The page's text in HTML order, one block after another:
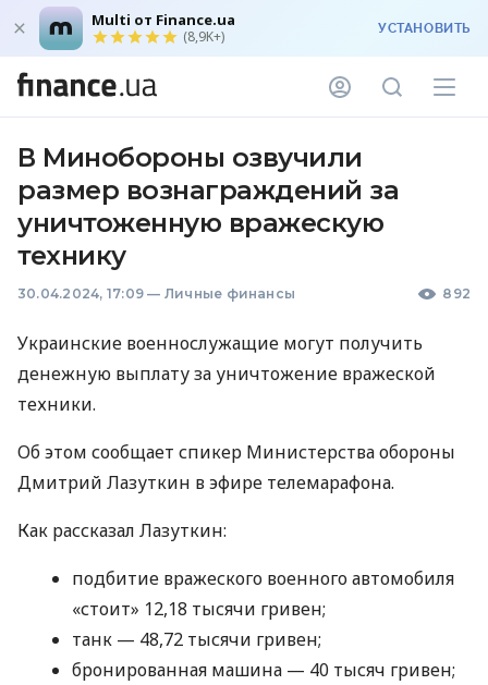
Multi от Finance.ua
(8,9K+) УСТАНОВИТЬ
В Минобороны озвучили
размер вознаграждений за
уничтоженную вражескую
технику
30.04.2024, 17:09 — Личные финансы 892
Украинские военнослужащие могут получить
денежную выплату за уничтожение вражеской
техники.
Об этом сообщает спикер Министерства обороны
Дмитрий Лазуткин в эфире телемарафона.
Как рассказал Лазуткин:
подбитие вражеского военного автомобиля
«стоит» 12,18 тысячи гривен;
танк — 48,72 тысячи гривен;
бронированная машина — 40 тысяч гривен;